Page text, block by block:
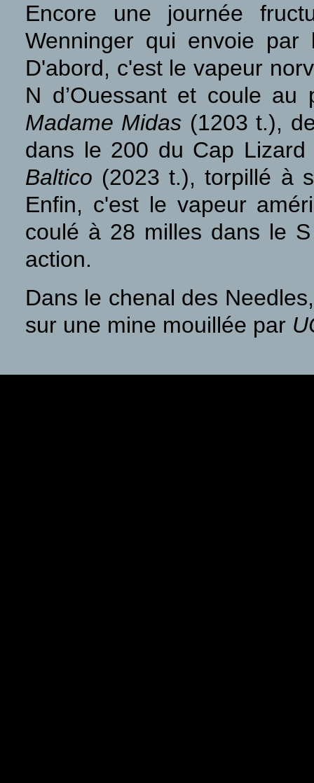
Encore une journée
Wenninger qui envoie
D'abord, c'est le vapeur
N d’Ouessant et coule au
Madame Midas (1203 t.),
dans le 200 du Cap
Baltico (2023 t.), torpillé à
Enfin, c'est le vapeur
coulé à 28 milles dans le
action.
Dans le chenal des
sur une mine mouillée par